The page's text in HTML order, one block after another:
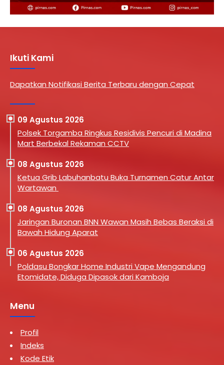
Ikuti Kami
Dapatkan Notifikasi Berita Terbaru dengan Cepat
09 Agustus 2026
Polsek Torgamba Ringkus Residivis Pencuri di Madina
Mart Berbekal Rekaman CCTV
08 Agustus 2026
Ketua Grib Labuhanbatu Buka Turnamen Catur Antar
Wartawan
08 Agustus 2026
Jaringan Buronan BNN Wawan Masih Bebas Beraksi di
Bawah Hidung Aparat
06 Agustus 2026
Poldasu Bongkar Home Industri Vape Mengandung
Etomidate, Diduga Dipasok dari Kamboja
Menu
Profil
Indeks
Kode Etik